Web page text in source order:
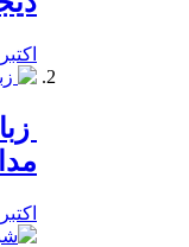
اکتبر 21, 2019
اکتبر 21, 2019